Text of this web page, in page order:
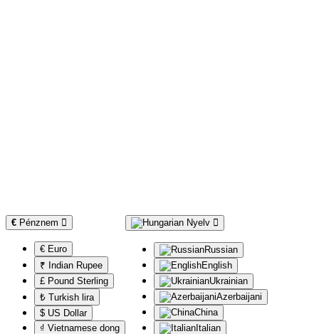
€ Pénznem
€ Euro
₹ Indian Rupee
£ Pound Sterling
₺ Turkish lira
$ US Dollar
₫ Vietnamese dong
Nyelv
Russian
English
Ukrainian
Azerbaijani
China
Italian